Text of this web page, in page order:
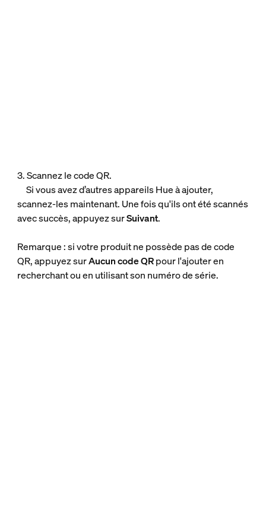
3. Scannez le code QR.
Si vous avez d’autres appareils Hue à ajouter,
scannez-les maintenant. Une fois qu'ils ont été scannés
avec succès, appuyez surSuivant.
Remarque : si votre produit ne possède pas de code
QR, appuyez surAucun code QRpour l'ajouter en
recherchant ou en utilisant son numéro de série.